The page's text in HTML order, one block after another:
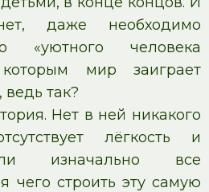
даже необходимо
«уютного человека
мир заиграет
так?
Нет в ней никакого
лёгкость и
изначально все
чего строить эту самую